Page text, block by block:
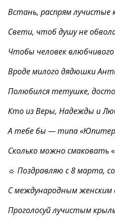
Встань, распрям
Свети, чтоб душу не
Чтобы человек
Вроде милого дядюшки
Полюбился тетушке,
Кто из Веры, Надежды и
А тебе бы — типа
Сколько можно смаковать
☼ Поздравляю с 8 марта,
С международным женским
Проголосуй лучистым